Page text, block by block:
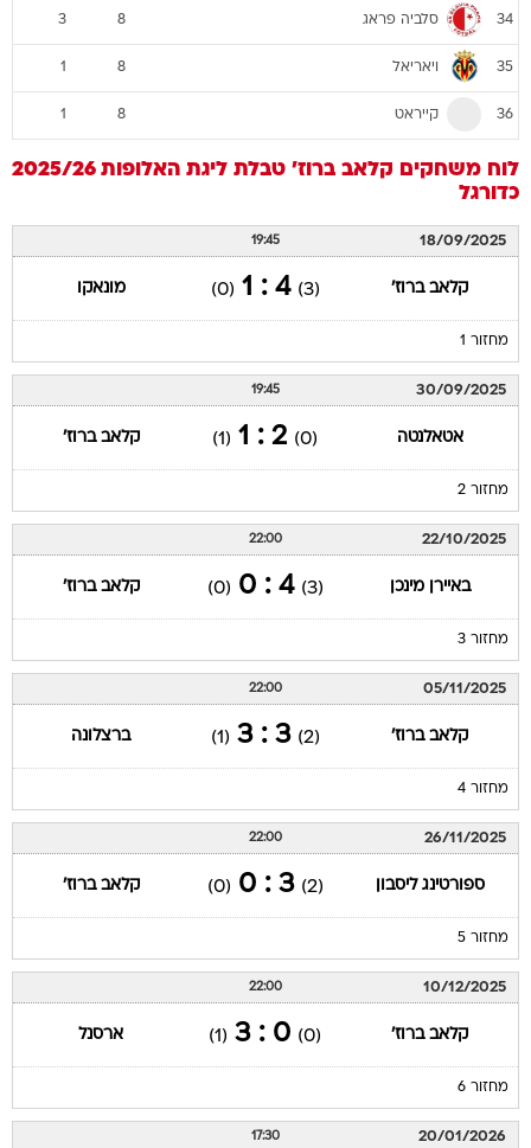
34 סלביה פראג 8
3
35 ויאריאל 8
1
36 קייראט 8
1
לוח משחקים קלאב ברוז' טבלת ליגת האלופות 2025/26
כדורגל
18/09/2025
19:45
קלאב ברוז' (3)
4 : 1
(0) מונאקו
מחזור 1
30/09/2025
19:45
אטאלנטה (0)
2 : 1
(1) קלאב ברוז'
מחזור 2
22/10/2025
22:00
באיירן מינכן (3)
4 : 0
(0) קלאב ברוז'
מחזור 3
05/11/2025
22:00
קלאב ברוז' (2)
3 : 3
(1) ברצלונה
מחזור 4
26/11/2025
22:00
ספורטינג ליסבון (2)
3 : 0
(0) קלאב ברוז'
מחזור 5
10/12/2025
22:00
קלאב ברוז' (0)
0 : 3
(1) ארסנל
מחזור 6
20/01/2026
17:30